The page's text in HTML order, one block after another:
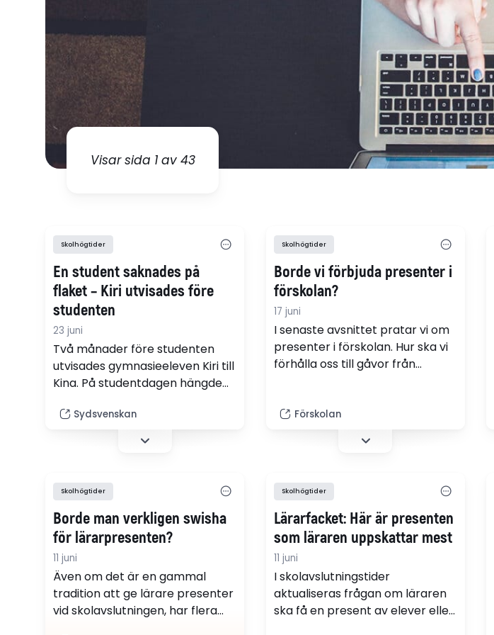
Visar sida 1 av 43
Skolhögtider
En student saknades på
flaket – Kiri utvisades före
studenten
23 juni
Två månader före studenten
utvisades gymnasieeleven Kiri till
Kina. På studentdagen hängde
på studentflaket för att
uppmärksamma händelsen.
Emil James.
Sydsvenskan
Skolhögtider
Borde vi förbjuda presenter i
förskolan?
17 juni
I senaste avsnittet pratar vi om
presenter i förskolan. Hur ska vi
förhålla oss till gåvor från
till särbehandling och varför det
blir sådant ståhej kring just
Förskolan
Skolhögtider
Borde man verkligen swisha
för lärarpresenten?
11 juni
Även om det är en gammal
tradition att ge lärare presenter
vid skolavslutningen, har flera
Skolhögtider
Lärarfacket: Här är presenten
som läraren uppskattar mest
11 juni
I skolavslutningstider
aktualiseras frågan om läraren
ska få en present av elever eller